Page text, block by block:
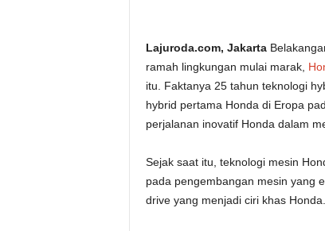
Lajuroda.com, Jakarta
ramah lingkungan mulai marak,
itu. Faktanya 25 tahun teknologi
hybrid pertama Honda di Eropa
perjalanan inovatif Honda dalam
Sejak saat itu, teknologi mesin
pada pengembangan mesin yang
drive yang menjadi ciri khas Honda.